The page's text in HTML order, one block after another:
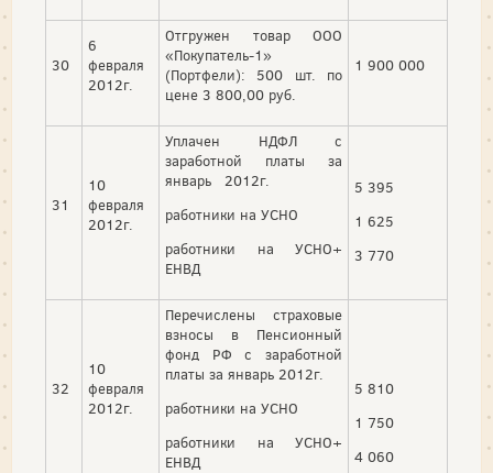
30
6
февраля
2012г.
Отгружен товар ООО
«Покупатель-1»
(Портфели): 500 шт. по
цене 3 800,00 руб.
1 900 000
31
10
февраля
2012г.
Уплачен НДФЛ с
заработной платы за
январь 2012г.
работники на УСНО
работники на УСНО+
ЕНВД
5 395
1 625
3 770
32
10
февраля
2012г.
Перечислены страховые
взносы в Пенсионный
фонд РФ с заработной
платы за январь 2012г.
работники на УСНО
работники на УСНО+
ЕНВД
5 810
1 750
4 060